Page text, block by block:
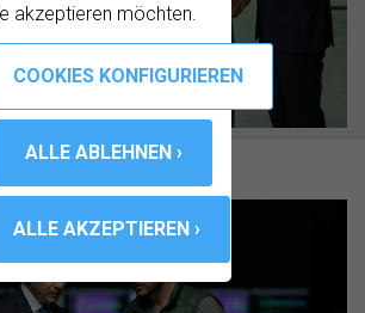
akzeptieren möchten.